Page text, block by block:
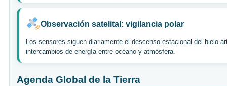
Observación satelital: vigilancia polar
Los sensores siguen diariamente el descenso estacional del hielo
intercambios de energía entre océano y atmósfera.
Agenda Global de la Tierra